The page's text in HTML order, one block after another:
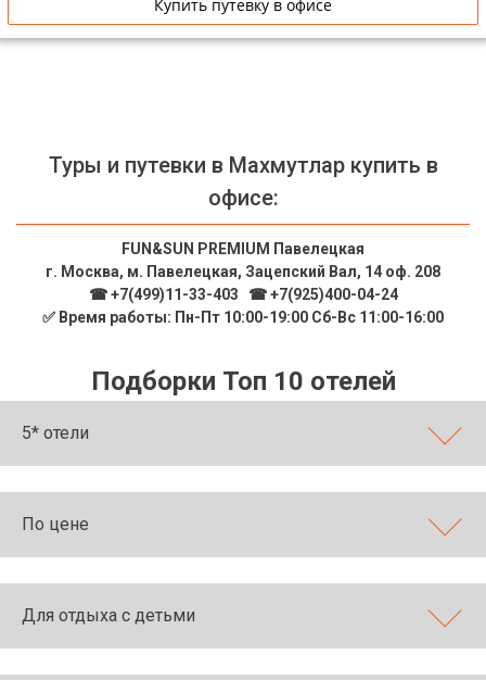
Купить путевку в офисе
Туры и путевки в Махмутлар купить в
офисе:
FUN&SUN PREMIUM Павелецкая
г. Москва, м. Павелецкая, Зацепский Вал, 14 оф. 208
☎ +7(499)11-33-403
☎ +7(925)400-04-24
✅ Время работы: Пн-Пт 10:00-19:00 Сб-Вс 11:00-16:00
Подборки Топ 10 отелей
5* отели
По цене
Для отдыха с детьми